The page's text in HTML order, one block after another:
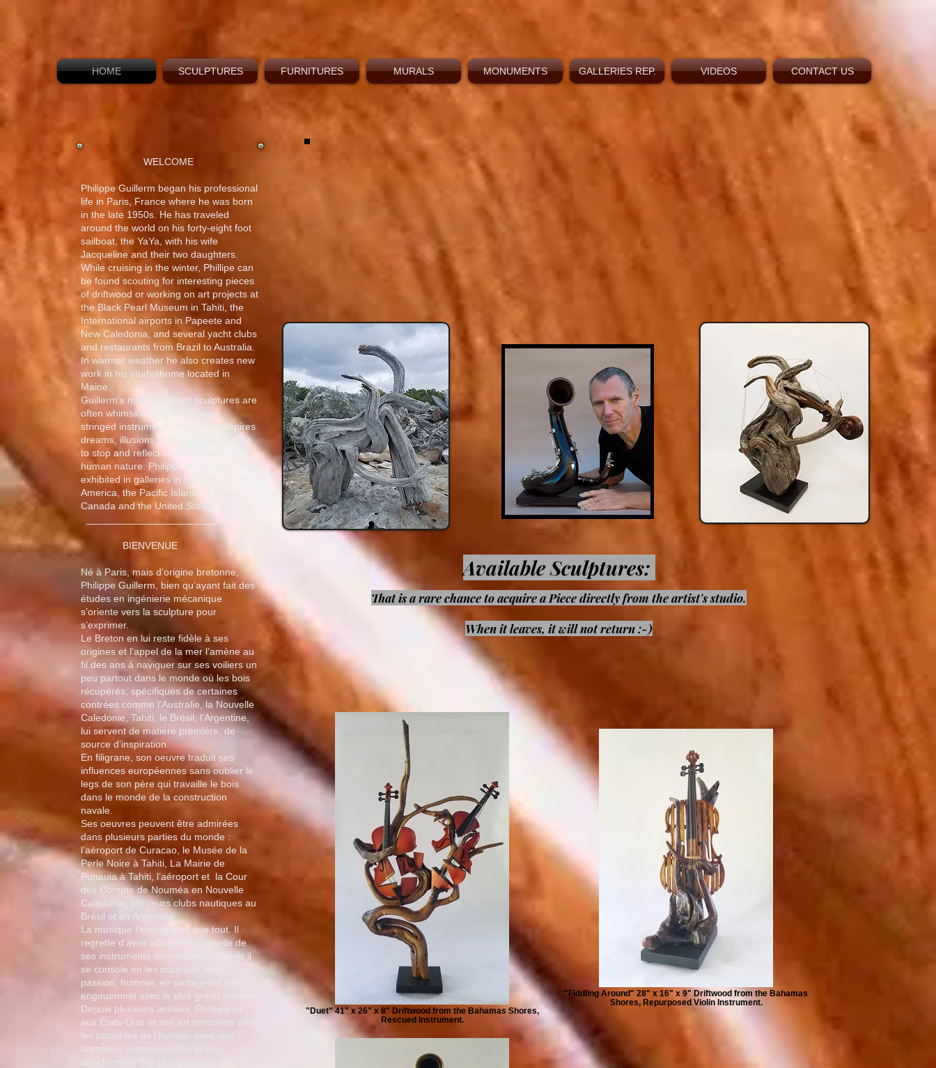
HOME SCULPTURES FURNITURES MURALS MONUMENTS GALLERIES REP. VIDEOS CONTACT US
WELCOME ​
Philippe Guillerm began his professional
life in Paris, France where he was born
in the late 1950s. He has traveled
around the world on his forty-eight foot
sailboat, the YaYa, with his wife
Jacqueline and their two daughters.
While cruising in the winter, Phillipe can
be found scouting for interesting pieces
of driftwood or working on art projects at
the Black Pearl Museum in Tahiti, the
International airports in Papeete and
New Caledonia, and several yacht clubs
and restaurants from Brazil to Australia.
In warmer weather he also creates new
work in his studio\home located in
Maine.
Guillerm's music-inspired sculptures are
often whimsical and curvaceous
stringed instruments. His works inspires
dreams, illusions, and invite the viewer
to stop and reflect on the music in
human nature. Philippe's work has been
exhibited in galleries in Europe, South
America, the Pacific Islands, France,
Canada and the United States.
________________________
BIENVENUE
Né à Paris, mais d’origine bretonne,
Philippe Guillerm, bien qu’ayant fait des
études en ingénierie mécanique
s’oriente vers la sculpture pour
s’exprimer.
Le Breton en lui reste fidèle à ses
origines et l’appel de la mer l’amène au
fil des ans à naviguer sur ses voiliers un
peu partout dans le monde où les bois
récupérés, spécifiques de certaines
contrées comme l’Australie, la Nouvelle
Caledonie, Tahiti, le Brésil, l’Argentine,
lui servent de matière première, de
source d’inspiration.
En filigrane, son oeuvre traduit ses
influences européennes sans oublier le
legs de son père qui travaille le bois
dans le monde de la construction
navale.
Ses oeuvres peuvent être admirées
dans plusieurs parties du monde :
l’aéroport de Curacao, le Musée de la
Perle Noire à Tahiti, La Mairie de
Punauia à Tahiti, l’aéroport et la Cour
des Compte de Nouméa en Nouvelle
Calédonie, plusieurs clubs nautiques au
Brésil et en Argentine.
La musique l’inspire plus que tout. Il
regrette d’avoir abandonné l’étude de
ses instruments de prédilection, mais il
se console en les sculptant avec
passion, humour, en partageant cet
engouemnet avec le plus grand nombre
Depuis plusieurs années, Philippe vit
aux États-Unis et son art rencontre tous
les possibles de l’humain avec une
harmonie communicative et un
attachement des plus profonds.
Available Sculptures:
That is a rare chance to acquire a Piece directly from the artist's studio.
When it leaves, it will not return :-)
"Duet" 41" x 26" x 8" Driftwood from the Bahamas Shores,
Rescued Instrument.
"Fiddling Around" 28" x 16" x 9" Driftwood from the Bahamas
Shores, Repurposed Violin Instrument.